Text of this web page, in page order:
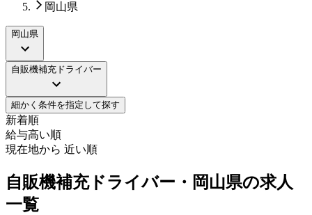
岡山県
岡山県
自販機補充ドライバー
細かく条件を指定して探す
新着順
給与高い順
現在地から 近い順
自販機補充ドライバー・岡山県の求人
一覧